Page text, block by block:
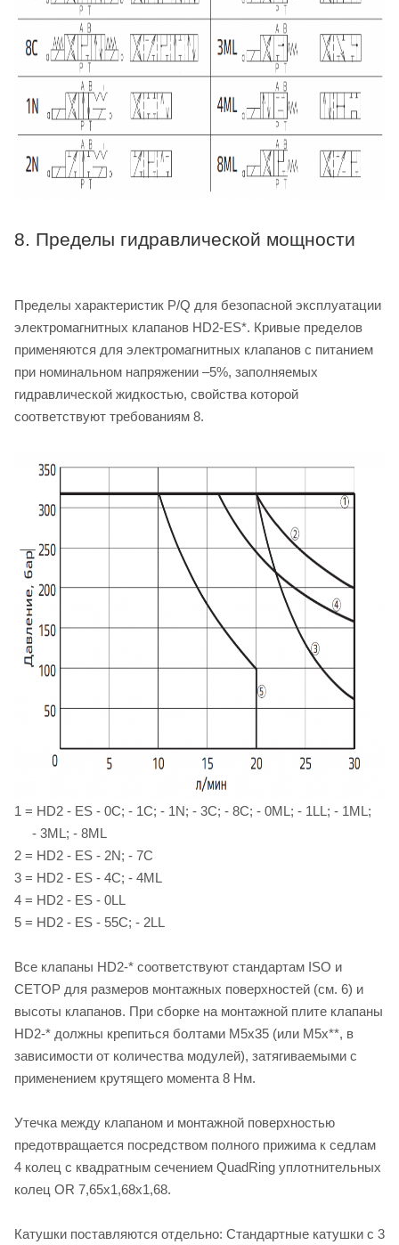
8. Пределы гидравлической мощности
Пределы характеристик P/Q для безопасной эксплуатации
электромагнитных клапанов HD2-ES*. Кривые пределов
применяются для электромагнитных клапанов с питанием
при номинальном напряжении –5%, заполняемых
гидравлической жидкостью, свойства которой
соответствуют требованиям 8.
1 = HD2 - ES - 0C; - 1C; - 1N; - 3C; - 8C; - 0ML; - 1LL; - 1ML;
- 3ML; - 8ML
2 = HD2 - ES - 2N; - 7C
3 = HD2 - ES - 4C; - 4ML
4 = HD2 - ES - 0LL
5 = HD2 - ES - 55C; - 2LL
Все клапаны HD2-* соответствуют стандартам ISO и
CETOP для размеров монтажных поверхностей (см. 6) и
высоты клапанов. При сборке на монтажной плите клапаны
HD2-* должны крепиться болтами M5х35 (или M5х**, в
зависимости от количества модулей), затягиваемыми с
применением крутящего момента 8 Нм.
Утечка между клапаном и монтажной поверхностью
предотвращается посредством полного прижима к седлам
4 колец с квадратным сечением QuadRing уплотнительных
колец OR 7,65х1,68х1,68.
Катушки поставляются отдельно: Стандартные катушки с 3